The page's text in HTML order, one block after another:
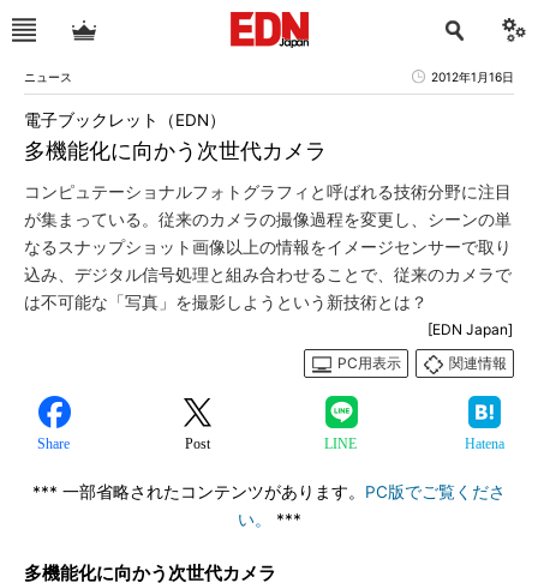
ニュース 2012年1月16日
多機能化に向かう次世代カメラ
電子ブックレット（EDN）
コンピュテーショナルフォトグラフィと呼ばれる技術分野に注目
が集まっている。従来のカメラの撮像過程を変更し、シーンの単
なるスナップショット画像以上の情報をイメージセンサーで取り
込み、デジタル信号処理と組み合わせることで、従来のカメラで
は不可能な「写真」を撮影しようという新技術とは？
[EDN Japan]
PC用表示
関連情報
Share Post LINE Hatena
*** 一部省略されたコンテンツがあります。 PC版でご覧くださ
い。
***
多機能化に向かう次世代カメラ